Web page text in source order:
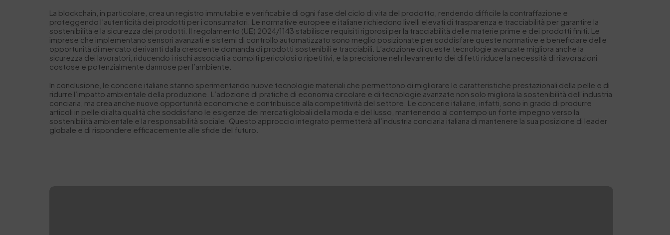
La blockchain, in particolare, crea un registro immutabile e verificabile di ogni fase del ciclo di vita del prodotto, rendendo difficile la contraffazione e
proteggendo l’autenticità dei prodotti per i consumatori. Le normative europee e italiane richiedono livelli elevati di trasparenza e tracciabilità per garantire la
sostenibilità e la sicurezza dei prodotti. Il regolamento (UE) 2024/1143 stabilisce requisiti rigorosi per la tracciabilità delle materie prime e dei prodotti finiti. Le
imprese che implementano sensori avanzati e sistemi di controllo automatizzato sono meglio posizionate per soddisfare queste normative e beneficiare delle
opportunità di mercato derivanti dalla crescente domanda di prodotti sostenibili e tracciabili. L’adozione di queste tecnologie avanzate migliora anche la
sicurezza dei lavoratori, riducendo i rischi associati a compiti pericolosi o ripetitivi, e la precisione nel rilevamento dei difetti riduce la necessità di rilavorazioni
costose e potenzialmente dannose per l’ambiente.
In conclusione, le concerie italiane stanno sperimentando nuove tecnologie materiali che permettono di migliorare le caratteristiche prestazionali della pelle e di
ridurre l’impatto ambientale della produzione. L’adozione di pratiche di economia circolare e di tecnologie avanzate non solo migliora la sostenibilità dell’industria
conciaria, ma crea anche nuove opportunità economiche e contribuisce alla competitività del settore. Le concerie italiane, infatti, sono in grado di produrre
articoli in pelle di alta qualità che soddisfano le esigenze dei mercati globali della moda e del lusso, mantenendo al contempo un forte impegno verso la
sostenibilità ambientale e la responsabilità sociale. Questo approccio integrato permetterà all’industria conciaria italiana di mantenere la sua posizione di leader
globale e di rispondere efficacemente alle sfide del futuro.